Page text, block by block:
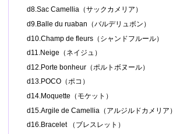
d8.Sac Camellia（サックカメリア）
d9.Balle du ruaban（バルデリュボン）
d10.Champ de fleurs（シャンドフルール）
d11.Neige（ネイジュ）
d12.Porte bonheur（ポルトボヌール）
d13.POCO（ポコ）
d14.Moquette（モケット）
d15.Argile de Camellia（アルジルドカメリア）
d16.Bracelet （ブレスレット）